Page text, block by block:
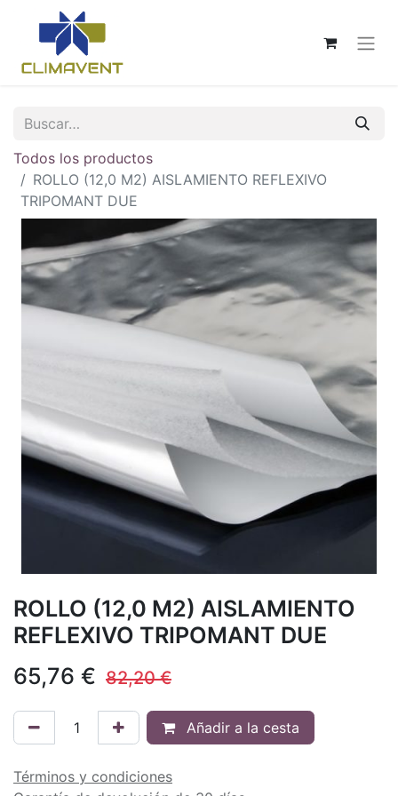
Todos los productos
ROLLO (12,0 M2) AISLAMIENTO REFLEXIVO
TRIPOMANT DUE
ROLLO (12,0 M2) AISLAMIENTO
REFLEXIVO TRIPOMANT DUE
65,76 € 82,20€
Añadir a la cesta
Términos y condiciones